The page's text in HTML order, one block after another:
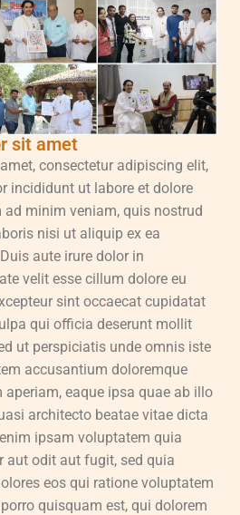
sit amet
consectetur adipiscing elit,
incididunt ut labore et dolore
minim veniam, quis nostrud
nisi ut aliquip ex ea
aute irure dolor in
velit esse cillum dolore eu
sint occaecat cupidatat
qui officia deserunt mollit
ut perspiciatis unde omnis iste
accusantium doloremque
eaque ipsa quae ab illo
architecto beatae vitae dicta
ipsam voluptatem quia
aut odit aut fugit, sed quia
eos qui ratione voluptatem
quisquam est, qui dolorem